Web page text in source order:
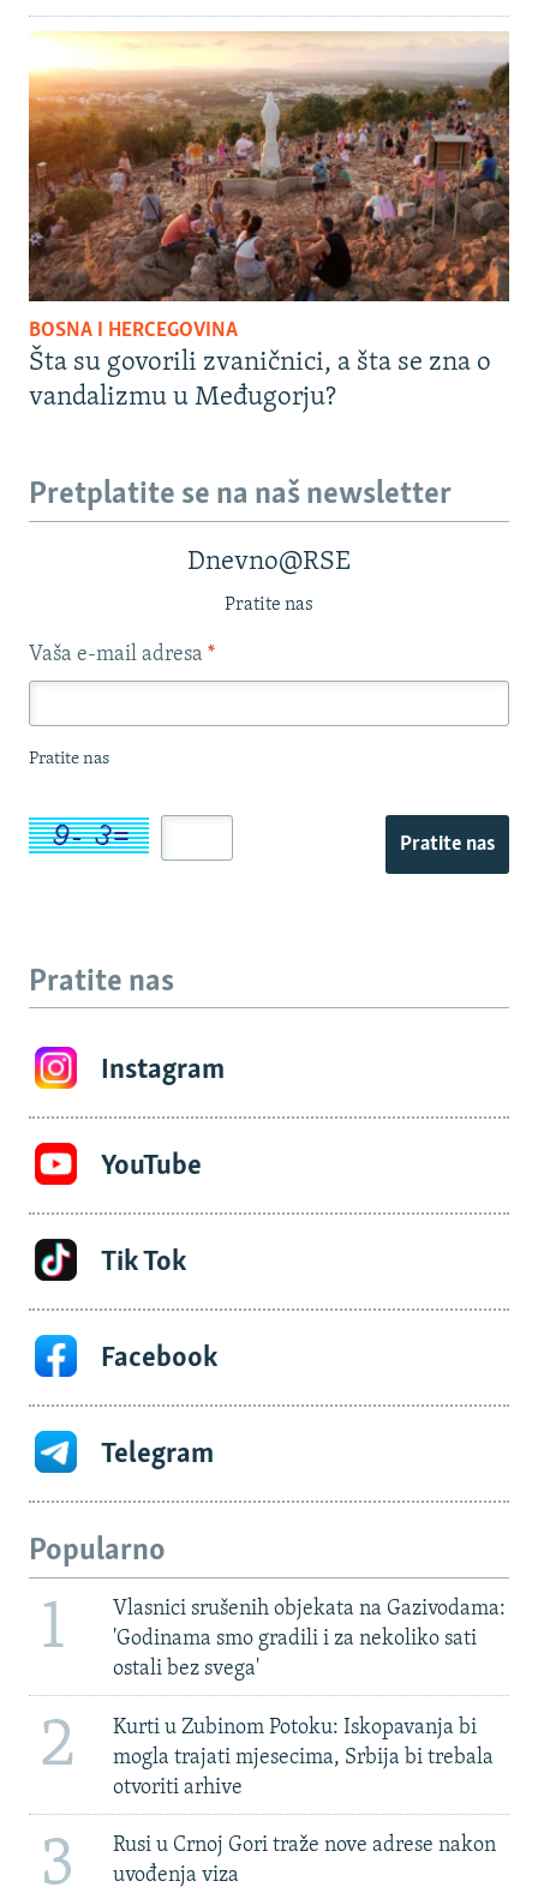
BOSNA I HERCEGOVINA
Šta su govorili zvaničnici, a šta se zna o
vandalizmu u Međugorju?
Pretplatite se na naš newsletter
Dnevno@RSE
Pratite nas
Vaša e-mail adresa *
Pratite nas
Pratite nas
Pratite nas
Instagram
YouTube
Tik Tok
Facebook
Telegram
Popularno
1
Vlasnici srušenih objekata na Gazivodama:
'Godinama smo gradili i za nekoliko sati
ostali bez svega'
2
Kurti u Zubinom Potoku: Iskopavanja bi
mogla trajati mjesecima, Srbija bi trebala
otvoriti arhive
3
Rusi u Crnoj Gori traže nove adrese nakon
uvođenja viza